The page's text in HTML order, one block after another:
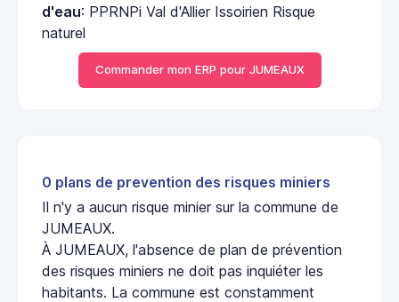
d'eau: PPRNPi Val d'Allier Issoirien Risque
naturel
Commander mon ERP pour JUMEAUX
0 plans de prevention des risques miniers
Il n'y a aucun risque minier sur la commune de
JUMEAUX.
À JUMEAUX, l'absence de plan de prévention
des risques miniers ne doit pas inquiéter les
habitants. La commune est constamment